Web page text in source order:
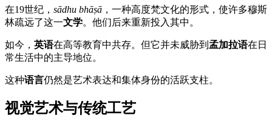
在19世纪， sādhu bhāṣā ，一种高度梵文化的形式，使许多穆斯
林疏远了这一文学。他们后来重新投入其中。
如今， 英语在高等教育中共存。但它并未威胁到 孟加拉语在日
常生活中的主导地位。
这种语言仍然是艺术表达和集体身份的活跃支柱。
视觉艺术与传统工艺